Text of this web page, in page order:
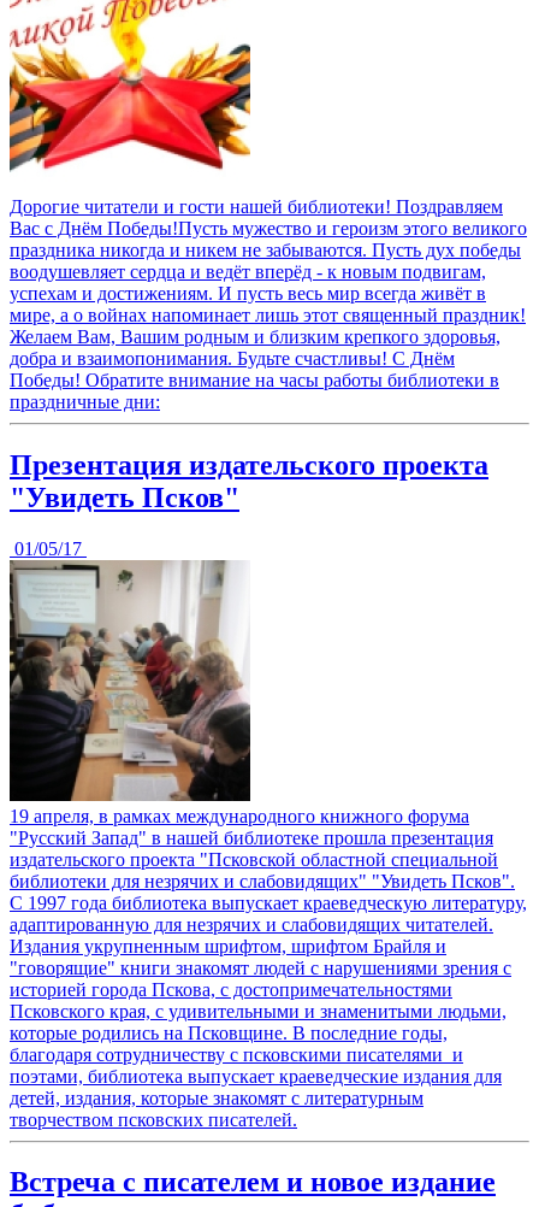
Дорогие читатели и гости нашей библиотеки! Поздравляем
Вас с Днём Победы!Пусть мужество и героизм этого великого
праздника никогда и никем не забываются. Пусть дух победы
воодушевляет сердца и ведёт вперёд - к новым подвигам,
успехам и достижениям. И пусть весь мир всегда живёт в
мире, а о войнах напоминает лишь этот священный праздник!
Желаем Вам, Вашим родным и близким крепкого здоровья,
добра и взаимопонимания. Будьте счастливы! С Днём
Победы! Обратите внимание на часы работы библиотеки в
праздничные дни:
Презентация издательского проекта
"Увидеть Псков"
01/05/17
19 апреля, в рамках международного книжного форума
"Русский Запад" в нашей библиотеке прошла презентация
издательского проекта "Псковской областной специальной
библиотеки для незрячих и слабовидящих" "Увидеть Псков".
С 1997 года библиотека выпускает краеведческую литературу,
адаптированную для незрячих и слабовидящих читателей.
Издания укрупненным шрифтом, шрифтом Брайля и
"говорящие" книги знакомят людей с нарушениями зрения с
историей города Пскова, с достопримечательностями
Псковского края, с удивительными и знаменитыми людьми,
которые родились на Псковщине. В последние годы,
благодаря сотрудничеству с псковскими писателями и
поэтами, библиотека выпускает краеведческие издания для
детей, издания, которые знакомят с литературным
творчеством псковских писателей.
Встреча с писателем и новое издание